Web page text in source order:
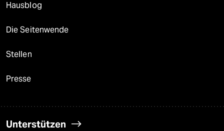
Hausblog
Die Seitenwende
Stellen
Presse
Unterstützen